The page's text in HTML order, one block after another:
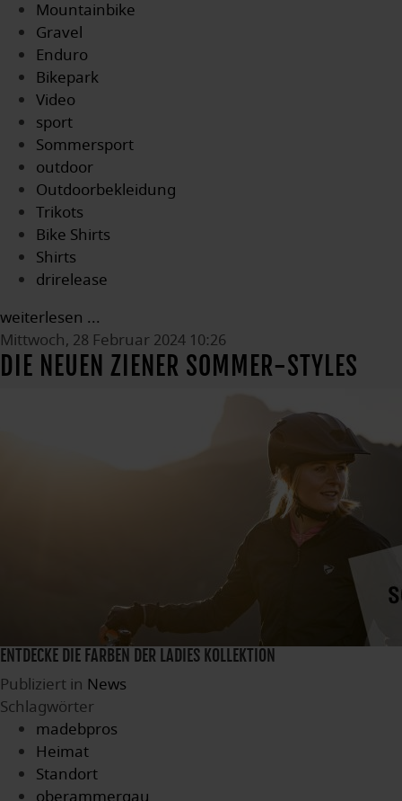
Mountainbike
Gravel
Enduro
Bikepark
Video
sport
Sommersport
outdoor
Outdoorbekleidung
Trikots
Bike Shirts
Shirts
drirelease
weiterlesen ...
Mittwoch, 28 Februar 2024 10:26
DIE NEUEN ZIENER SOMMER-STYLES
ENTDECKE DIE FARBEN DER LADIES KOLLEKTION
Publiziert in News
Schlagwörter
madebpros
Heimat
Standort
oberammergau